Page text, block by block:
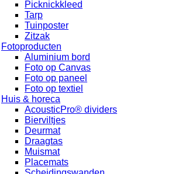
Picknickkleed
Tarp
Tuinposter
Zitzak
Fotoproducten
Aluminium bord
Foto op Canvas
Foto op paneel
Foto op textiel
Huis & horeca
AcousticPro® dividers
Bierviltjes
Deurmat
Draagtas
Muismat
Placemats